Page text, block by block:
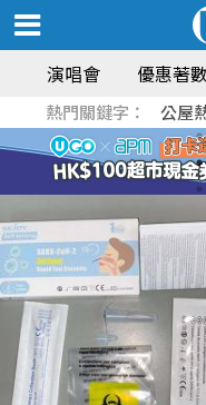
演唱會 優惠著數
熱門關鍵字： 公屋